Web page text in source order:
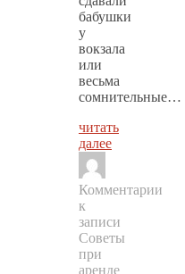
бабушки
у
вокзала
или
весьма
сомнительные…
читать
далее
Комментарии
к
записи
Советы
при
аренде